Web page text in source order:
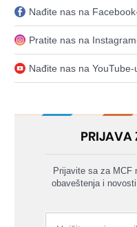
Nađite nas na
Pratite nas na
Nađite nas na YouTube-
PRIJAVA
Prijavite sa za MCF
obaveštenja i